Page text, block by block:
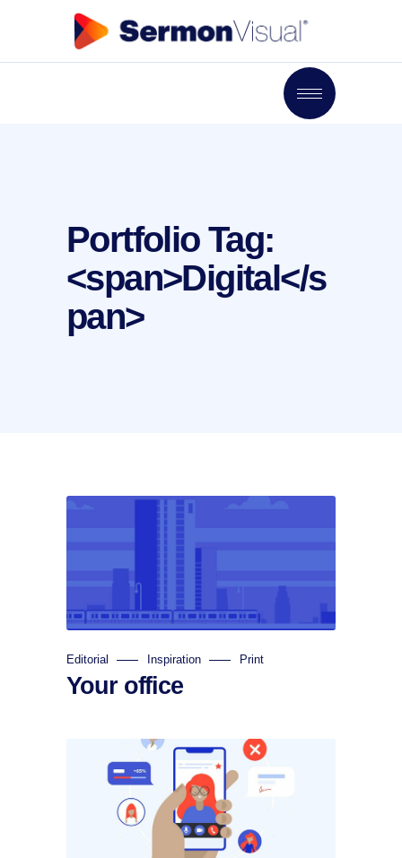
Portfolio Tag:
<span>Digital</s
pan>
Editorial Inspiration Print
Your office